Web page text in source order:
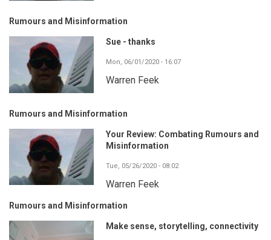
Rumours and Misinformation
Sue - thanks
Mon, 06/01/2020 - 16:07
Warren Feek
Rumours and Misinformation
Your Review: Combating Rumours and
Misinformation
Tue, 05/26/2020 - 08:02
Warren Feek
Rumours and Misinformation
Make sense, storytelling, connectivity